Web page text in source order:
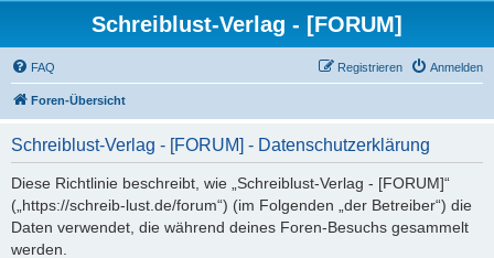
Schreiblust-Verlag - [FORUM]
FAQ Anmelden
Registrieren
Foren-Übersicht
Schreiblust-Verlag - [FORUM] - Datenschutzerklärung
Diese Richtlinie beschreibt, wie „Schreiblust-Verlag - [FORUM]“
(„https://schreib-lust.de/forum“) (im Folgenden „der Betreiber“) die
Daten verwendet, die während deines Foren-Besuchs gesammelt
werden.